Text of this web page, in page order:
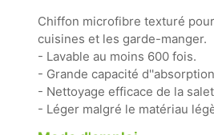
Chiffon microfibre texturé
cuisines et les garde-manger.
- Lavable au moins 600 fois.
- Grande capacité
- Nettoyage efficace de la
- Léger malgré le matériau